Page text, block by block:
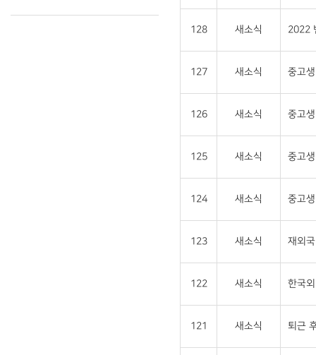
128 새소식 2022
127 새소식 중고
126 새소식 중고
125 새소식 중고
124 새소식 중고
123 새소식 재외
122 새소식 한국
121 새소식 퇴근